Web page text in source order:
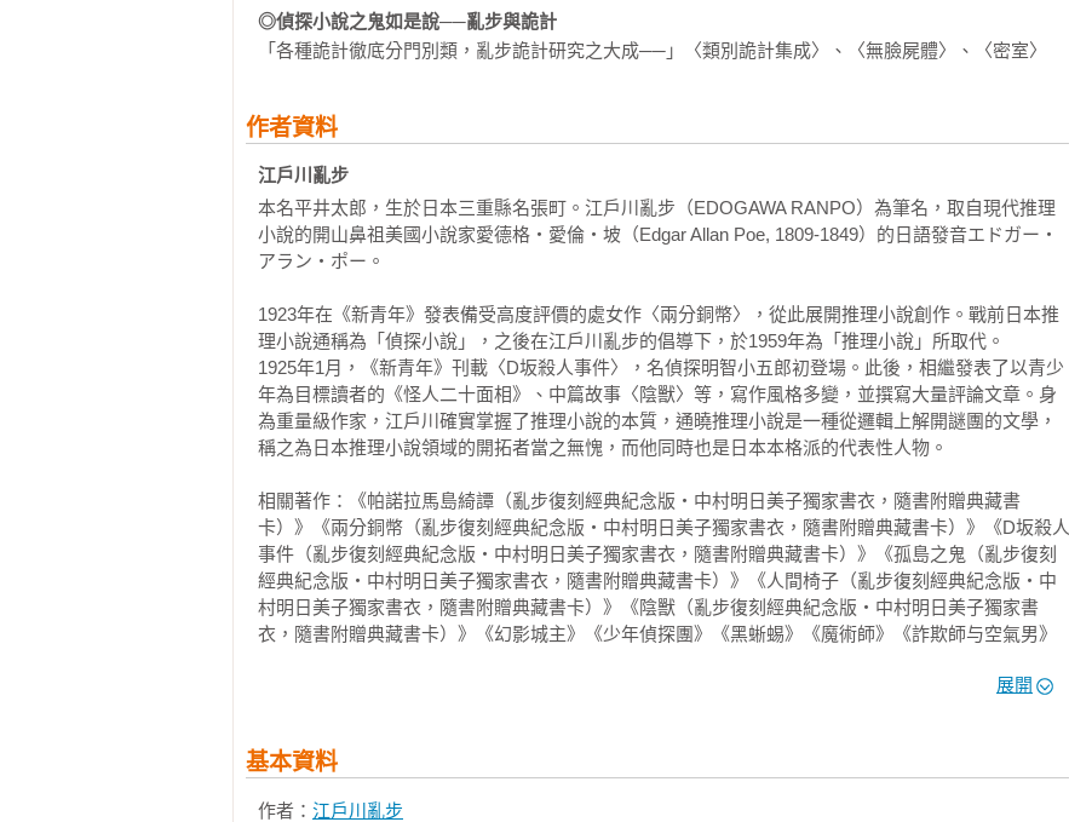
◎偵探小說之鬼如是說──亂步與詭計
「各種詭計徹底分門別類，亂步詭計研究之大成──」〈類別詭計集成〉、〈無臉屍體〉、〈密室〉
作者資料
江戶川亂步
本名平井太郎，生於日本三重縣名張町。江戶川亂步（EDOGAWA RANPO）為筆名，取自現代推理
小說的開山鼻祖美國小說家愛德格‧愛倫‧坡（Edgar Allan Poe, 1809-1849）的日語發音エドガー‧
アラン‧ポー。
1923年在《新青年》發表備受高度評價的處女作〈兩分銅幣〉，從此展開推理小說創作。戰前日本推
理小說通稱為「偵探小說」，之後在江戶川亂步的倡導下，於1959年為「推理小說」所取代。
1925年1月，《新青年》刊載〈D坂殺人事件〉，名偵探明智小五郎初登場。此後，相繼發表了以青少
年為目標讀者的《怪人二十面相》、中篇故事〈陰獸〉等，寫作風格多變，並撰寫大量評論文章。身
為重量級作家，江戶川確實掌握了推理小說的本質，通曉推理小說是一種從邏輯上解開謎團的文學，
稱之為日本推理小說領域的開拓者當之無愧，而他同時也是日本本格派的代表性人物。
相關著作：《帕諾拉馬島綺譚（亂步復刻經典紀念版‧中村明日美子獨家書衣，隨書附贈典藏書
卡）》《兩分銅幣（亂步復刻經典紀念版‧中村明日美子獨家書衣，隨書附贈典藏書卡）》《D坂殺人
事件（亂步復刻經典紀念版‧中村明日美子獨家書衣，隨書附贈典藏書卡）》《孤島之鬼（亂步復刻
經典紀念版‧中村明日美子獨家書衣，隨書附贈典藏書卡）》《人間椅子（亂步復刻經典紀念版‧中
村明日美子獨家書衣，隨書附贈典藏書卡）》《陰獸（亂步復刻經典紀念版‧中村明日美子獨家書
衣，隨書附贈典藏書卡）》《幻影城主》《少年偵探團》《黑蜥蜴》《魔術師》《詐欺師与空氣男》
展開
基本資料
作者： 江戶川亂步